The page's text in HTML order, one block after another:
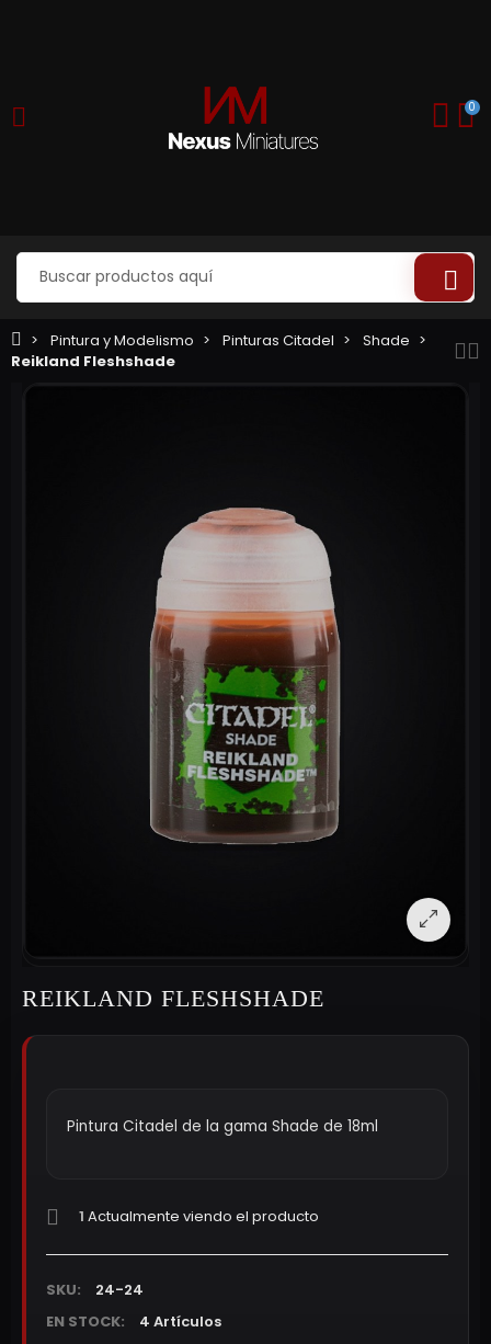
0
Pintura y Modelismo Pinturas Citadel
Shade
Reikland Fleshshade
REIKLAND FLESHSHADE
Pintura Citadel de la gama Shade de 18ml
1 Actualmente viendo el producto
SKU:
24-24
EN STOCK:
4 Artículos